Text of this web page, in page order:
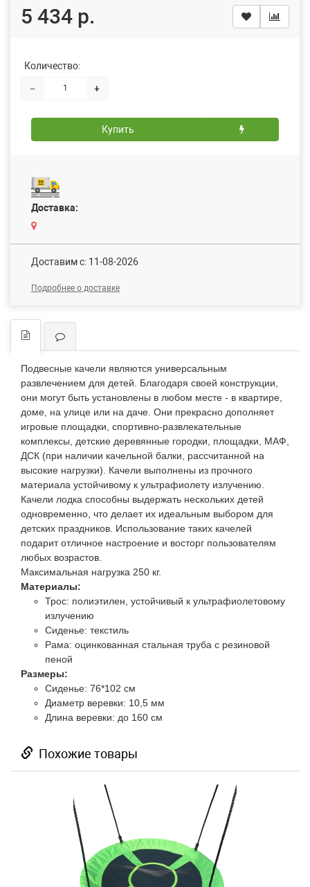
5 434 р.
Количество:
− +
Купить
Доставка:
Доставим c: 11-08-2026
Подробнее о доставке
Подвесные качели являются универсальным
развлечением для детей. Благодаря своей конструкции,
они могут быть установлены в любом месте - в квартире,
доме, на улице или на даче. Они прекрасно дополняет
игровые площадки, спортивно-развлекательные
комплексы, детские деревянные городки, площадки, МАФ,
ДСК (при наличии качельной балки, рассчитанной на
высокие нагрузки). Качели выполнены из прочного
материала устойчивому к ультрафиолету излучению.
Качели лодка способны выдержать нескольких детей
одновременно, что делает их идеальным выбором для
детских праздников. Использование таких качелей
подарит отличное настроение и восторг пользователям
любых возрастов.
Максимальная нагрузка 250 кг.
Материалы:
Трос: полиэтилен, устойчивый к ультрафиолетовому
излучению
Сиденье: текстиль
Рама: оцинкованная стальная труба с резиновой
пеной
Размеры:
Сиденье: 76*102 см
Диаметр веревки: 10,5 мм
Длина веревки: до 160 см
Похожие товары